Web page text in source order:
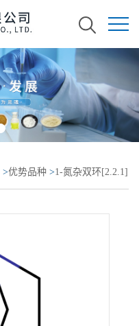
>优势品种 >1-氮杂双环[2.2.1]